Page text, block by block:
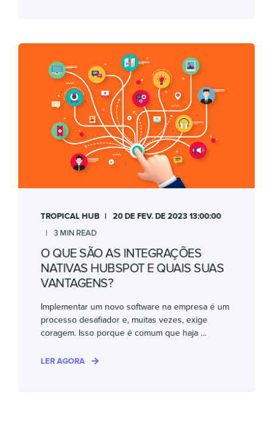
TROPICAL HUB
20 DE FEV. DE 2023 13:00:00
3 MIN READ
O QUE SÃO AS INTEGRAÇÕES
NATIVAS HUBSPOT E QUAIS SUAS
VANTAGENS?
Implementar um novo software na empresa é um
processo desafiador e, muitas vezes, exige
coragem. Isso porque é comum que haja ...
LER AGORA